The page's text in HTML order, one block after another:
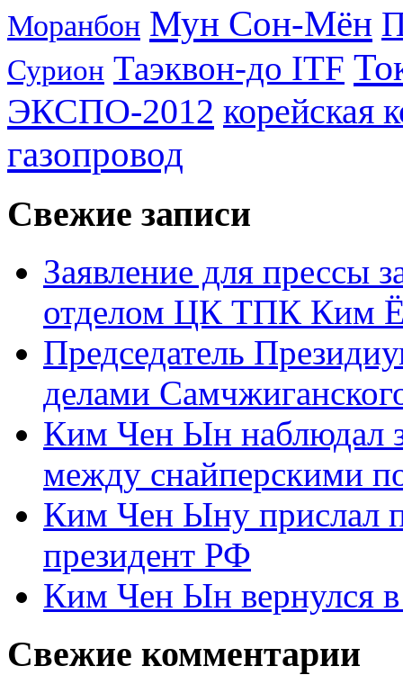
Моранбон Мун Сон-Мён
Сурион Таэквон-до ITF
ЭКСПО-2012 корейская
газопровод
Свежие записи
Заявление для прессы
отделом ЦК ТПК Ким
Председатель
делами
Ким Чен Ын наблюдал
между снайперскими
Ким Чен Ыну прислал
президент РФ
Ким Чен Ын вернулся
Свежие комментарии